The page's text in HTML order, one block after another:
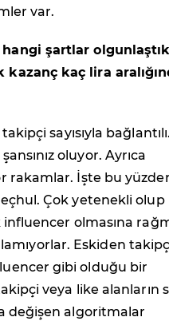
var.
şartlar
kaç lira
sayısıyla
oluyor. Ayrıca
rakamlar. İşte bu
Çok yetenekli olup
olmasına
Eskiden
gibi olduğu bir
veya like alanların
değişen algoritmalar